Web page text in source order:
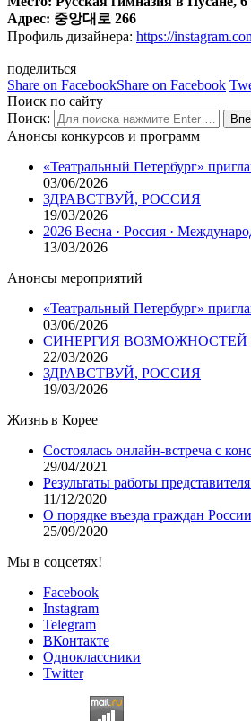
Адрес: 중앙대로 266
Профиль дизайнера: https://
поделиться
Share on FacebookShare on Facebook
Поиск по сайту
Поиск:
Анонсы конкурсов и программ
«Театральный Петербург»
03/06/2026
ЗДРАВСТВУЙ, РОССИЯ
19/03/2026
2026 Весна · Россия ·
13/03/2026
Анонсы мероприятий
«Театральный Петербург»
03/06/2026
СИНЕРГИЯ ВОЗМОЖНОСТЕЙ
22/03/2026
ЗДРАВСТВУЙ, РОССИЯ
19/03/2026
Жизнь в Корее
Состоялась онлайн-встреча с
29/04/2021
Результаты работы
11/12/2020
О порядке въезда граждан
25/09/2020
Мы в соцсетях!
Facebook
Instagram
Telegram
ВКонтакте
Одноклассники
Twitter